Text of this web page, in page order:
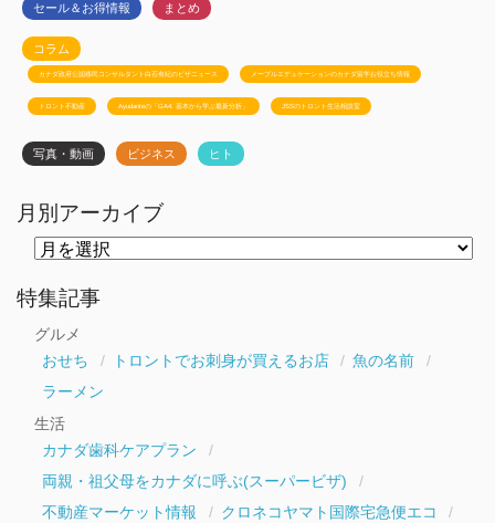
セール＆お得情報 まとめ
コラム
カナダ政府公認移民コンサルタント白石有紀のビザニュース メープルエデュケーションのカナダ留学お役立ち情報
トロント不動産 Ayudanteの「GA4: 基本から学ぶ最新分析」 JSSのトロント生活相談室
写真・動画 ビジネス ヒト
月別アーカイブ
ー
カ
特集記事
グルメ
おせち
トロントでお刺身が買えるお店
魚の名前
ラーメン
生活
カナダ歯科ケアプラン
両親・祖父母をカナダに呼ぶ(スーパービザ)
不動産マーケット情報
クロネコヤマト国際宅急便エコ